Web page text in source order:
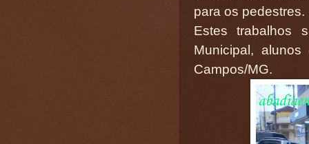
para os pedestres.
Estes trabalhos
Municipal,
Campos/MG.